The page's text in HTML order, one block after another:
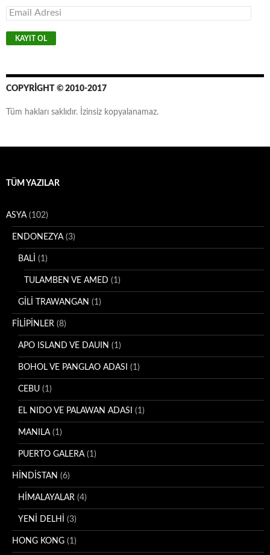
E
m
a
i
d
r
s
COPYRIGHT © 2010-2017
Tüm hakları saklıdır. İzinsiz kopyalanamaz.
TÜM YAZILAR
ASYA(102)
ENDONEZYA(3)
BALİ (1)
TULAMBEN VE AMED (1)
GİLİ TRAWANGAN (1)
FİLİPİNLER (8)
APO ISLAND VE DAUIN (1)
BOHOL VE PANGLAO ADASI (1)
CEBU (1)
EL NIDO VE PALAWAN ADASI (1)
MANILA(1)
PUERTO GALERA(1)
HİNDİSTAN (6)
HİMALAYALAR (4)
YENİ DELHİ (3)
HONG KONG (1)